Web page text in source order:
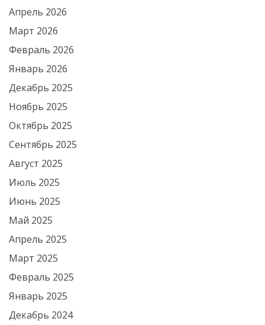
Апрель 2026
Март 2026
Февраль 2026
Январь 2026
Декабрь 2025
Ноябрь 2025
Октябрь 2025
Сентябрь 2025
Август 2025
Июль 2025
Июнь 2025
Май 2025
Апрель 2025
Март 2025
Февраль 2025
Январь 2025
Декабрь 2024